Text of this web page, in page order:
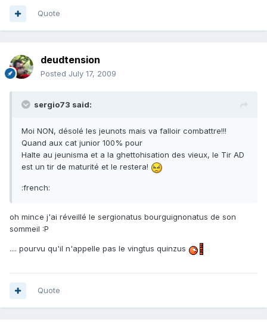
Quote
deudtension
Posted July 17, 2009
sergio73 said:
Moi NON, désolé les jeunots mais va falloir combattre!!!
Quand aux cat junior 100% pour
Halte au jeunisma et a la ghettohisation des vieux, le Tir AD
est un tir de maturité et le restera!
:french:
oh mince j'ai réveillé le sergionatus bourguignonatus de son
sommeil :P
.... pourvu qu'il n'appelle pas le vingtus quinzus
Quote